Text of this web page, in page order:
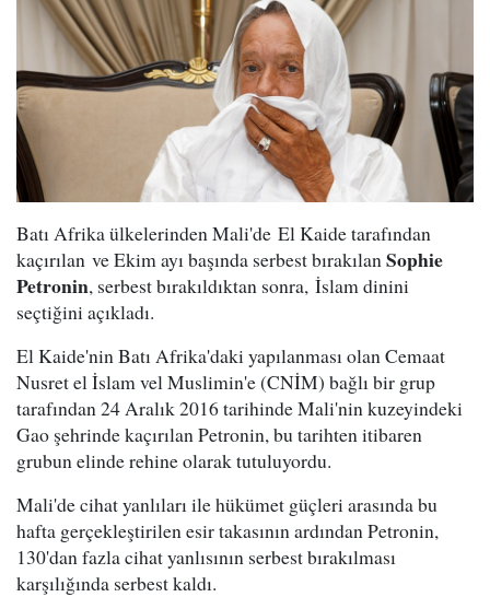
Batı Afrika ülkelerinden Mali'de El Kaide tarafından
kaçırılan ve Ekim ayı başında serbest bırakılanSophie
Petronin, serbest bırakıldıktan sonra, İslam dinini
seçtiğini açıkladı.
El Kaide'nin Batı Afrika'daki yapılanması olan Cemaat
Nusret el İslam vel Muslimin'e (CNİM) bağlı bir grup
tarafından 24 Aralık 2016 tarihinde Mali'nin kuzeyindeki
Gao şehrinde kaçırılan Petronin, bu tarihten itibaren
grubun elinde rehine olarak tutuluyordu.
Mali'de cihat yanlıları ile hükümet güçleri arasında bu
hafta gerçekleştirilen esir takasının ardından Petronin,
130'dan fazla cihat yanlısının serbest bırakılması
karşılığında serbest kaldı.